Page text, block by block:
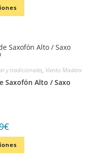
y tradicionales, Viento Madera
Saxofón Alto / Saxo
€